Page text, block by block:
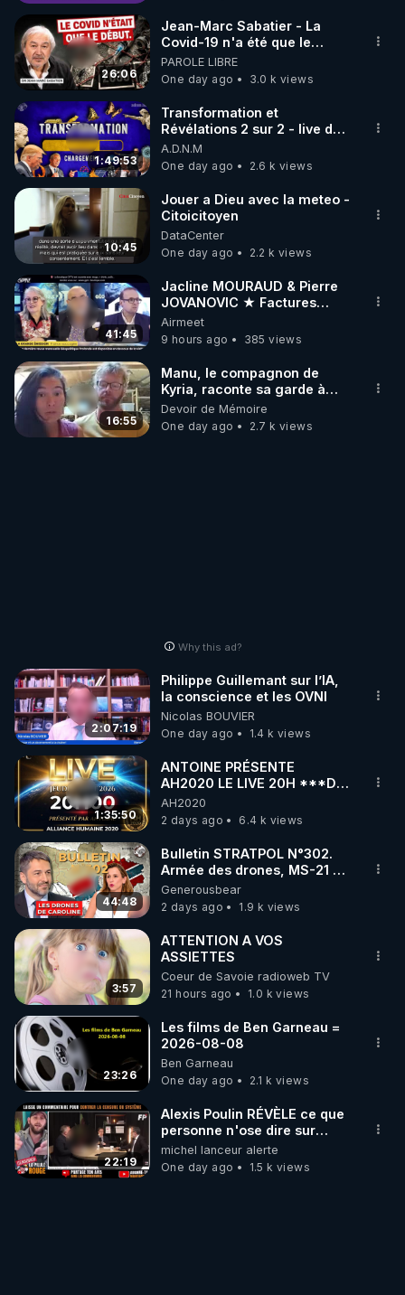
26:06
Jean-Marc Sabatier - La
Covid-19 n'a été que le
début - L'ARNm & l'ARNm-aa
jusqu où auront-t-il ?
PAROLE LIBRE
One day ago
3.0 k views
1:49:53
Transformation et
Révélations 2 sur 2 - live du
07/08/26
A.D.N.M
One day ago
2.6 k views
10:45
Jouer a Dieu avec la meteo -
Citoicitoyen
DataCenter
One day ago
2.2 k views
41:45
Jacline MOURAUD & Pierre
JOVANOVIC ★ Factures
Impayées : Où Est Passé Le
Pognon ?
Airmeet
9 hours ago
385 views
16:55
Manu, le compagnon de
Kyria, raconte sa garde à
vue musclée. PARTAGEZ!
Devoir de Mémoire
One day ago
2.7 k views
Why this ad?
2:07:19
Philippe Guillemant sur l’IA,
la conscience et les OVNI
Nicolas BOUVIER
One day ago
1.4 k views
1:35:50
ANTOINE PRÉSENTE
AH2020 LE LIVE 20H ***DU
06/08/2026***
AH2020
2 days ago
6.4 k views
44:48
Bulletin STRATPOL N°302.
Armée des drones, MS-21 en
série, missiles coréens.
07.08.2026.
Generousbear
2 days ago
1.9 k views
3:57
ATTENTION A VOS
ASSIETTES
Coeur de Savoie radioweb TV
21 hours ago
1.0 k views
23:26
Les films de Ben Garneau =
2026-08-08
Ben Garneau
One day ago
2.1 k views
22:19
Alexis Poulin RÉVÈLE ce que
personne n'ose dire sur
l'Union européenne (C'est
explosif)
michel lanceur alerte
One day ago
1.5 k views